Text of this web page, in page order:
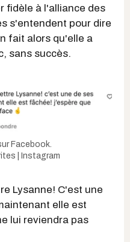
fidèle à l'alliance des
s'entendent pour dire
fait alors qu'elle a
sans succès.
Facebook.
| Instagram
Lysanne! C'est une
elle est
lui reviendra pas